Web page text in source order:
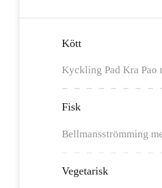
Kött
Kyckling Pad Kra Pao
Fisk
Bellmansströmming
Vegetarisk